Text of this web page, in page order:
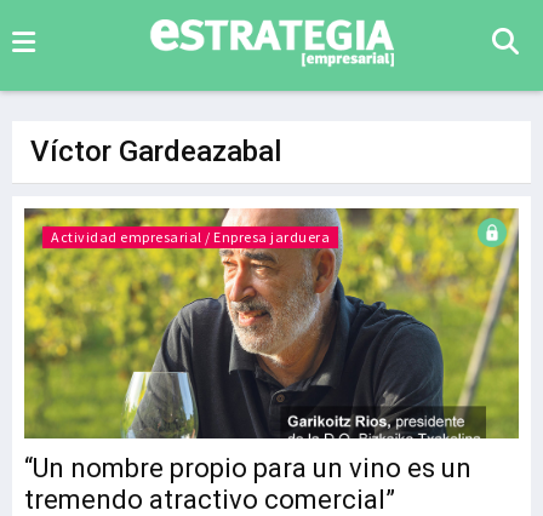
Víctor Gardeazabal
“Un nombre propio para un vino es un
tremendo atractivo comercial”
Actividad empresarial / Enpresa jarduera